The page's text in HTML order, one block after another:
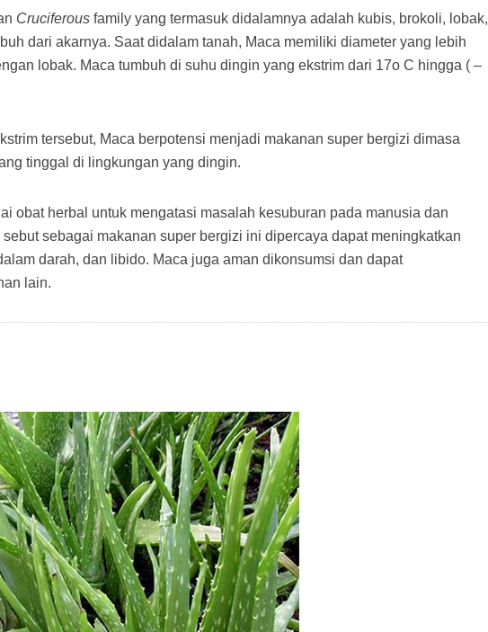
Cruciferous family yang termasuk didalamnya adalah kubis, brokoli, lobak,
dari akarnya. Saat didalam tanah, Maca memiliki diameter yang lebih
lobak. Maca tumbuh di suhu dingin yang ekstrim dari 17o C hingga ( –
tersebut, Maca berpotensi menjadi makanan super bergizi dimasa
tinggal di lingkungan yang dingin.
obat herbal untuk mengatasi masalah kesuburan pada manusia dan
sebagai makanan super bergizi ini dipercaya dapat meningkatkan
darah, dan libido. Maca juga aman dikonsumsi dan dapat
lain.